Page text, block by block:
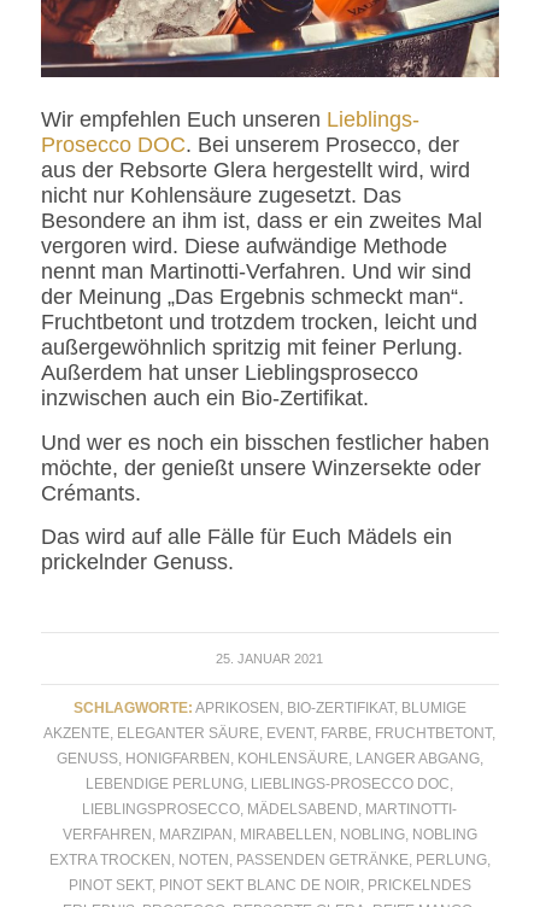
Wir empfehlen Euch unseren Lieblings-
Prosecco DOC. Bei unserem Prosecco, der
aus der Rebsorte Glera hergestellt wird, wird
nicht nur Kohlensäure zugesetzt. Das
Besondere an ihm ist, dass er ein zweites Mal
vergoren wird. Diese aufwändige Methode
nennt man Martinotti-Verfahren. Und wir sind
der Meinung „Das Ergebnis schmeckt man“.
Fruchtbetont und trotzdem trocken, leicht und
außergewöhnlich spritzig mit feiner Perlung.
Außerdem hat unser Lieblingsprosecco
inzwischen auch ein Bio-Zertifikat.
Und wer es noch ein bisschen festlicher haben
möchte, der genießt unsere Winzersekte oder
Crémants.
Das wird auf alle Fälle für Euch Mädels ein
prickelnder Genuss.
25. JANUAR 2021
SCHLAGWORTE: APRIKOSEN BIO-ZERTIFIKAT, BLUMIGE
AKZENTE
ELEGANTER SÄURE EVENT, FARBE FRUCHTBETONT,
GENUSS, HONIGFARBEN KOHLENSÄURE, LANGER ABGANG,
LEBENDIGE PERLUNG
LIEBLINGS-PROSECCO DOC
LIEBLINGSPROSECCO
MÄDELSABEND
MARTINOTTI-
VERFAHREN
MARZIPAN MIRABELLEN NOBLING,
NOBLING
EXTRA TROCKEN
NOTEN PASSENDEN GETRÄNKE, PERLUNG,
PINOT SEKT, PINOT SEKT BLANC DE NOIR
PRICKELNDES